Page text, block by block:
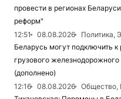
провести в регионах
реформ"
12:51
08.08.2026
Политика,
Беларусь могут подключить
грузового
(дополнено)
12:16
08.08.2026
Общество,